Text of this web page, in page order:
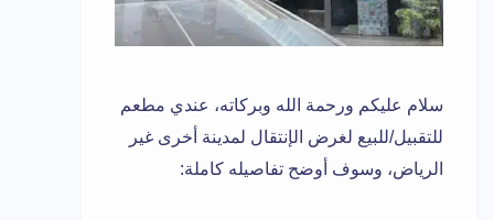
سلام عليكم ورحمة الله وبركاته، عندي مطعم
للتقبيل/للبيع لغرض الإنتقال لمدينة أخرى غير
الرياض، وسوف أوضح تفاصيله كاملة: